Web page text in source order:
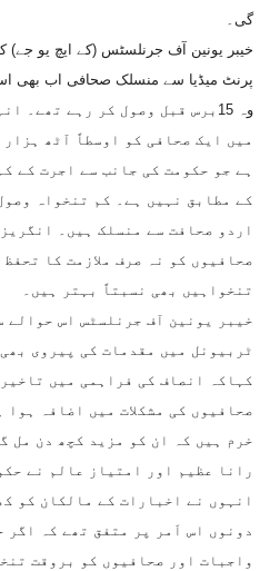
گی۔
خیبر یونین آف جرنلسٹس (کے ایچ یو جے)
پرنٹ میڈیا سے منسلک صحافی اب بھی
وہ 15برس قبل وصول کر رہے تھے۔
میں ایک صحافی کو اوسطاً آٹھ
ہے جو حکومت کی جانب سے اجرت کے
کے مطابق نہیں ہے۔ کم تنخواہ
اردو صحافت سے منسلک ہیں۔
صحافیوں کو نہ صرف ملازمت کا
تنخواہیں بھی نسبتاً بہتر ہیں۔
خیبر یونین آف جرنلسٹس اس حوالے
ٹربیونل میں مقدمات کی پیروی
کہاکہ انصاف کی فراہمی میں
صحافیوں کی مشکلات میں اضافہ
خرم ہیں کہ ان کو مزید کچھ دن مل
رانا عظیم اور امتیاز عالم نے
انہوں نے اخبارات کے مالکان کو
دونوں اس اَمر پر متفق تھے کہ اگر
واجبات اور صحافیوں کو بروقت